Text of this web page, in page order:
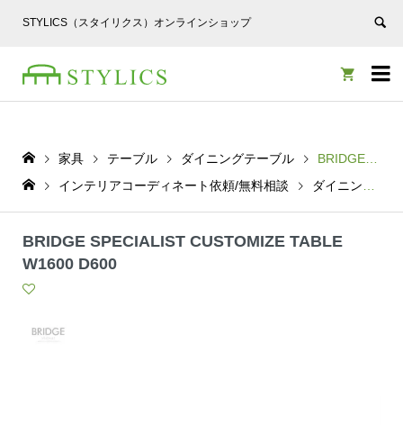
STYLICS（スタイリクス）オンラインショップ


家具 テーブル ダイニングテーブル
BRIDGE SPECIALIST CUSTOMIZE TABLE W1600 D600
インテリアコーディネート依頼/無料相談
ダイニングテーブル
BRIDGE SPECIALIST CUSTOMIZE TABLE
W1600 D600